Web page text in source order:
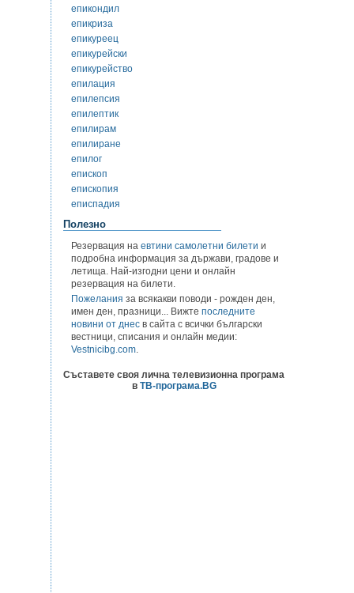
епикондил
епикриза
епикуреец
епикурейски
епикурейство
епилация
епилепсия
епилептик
епилирам
епилиране
епилог
епископ
епископия
еписпадия
Полезно
Резервация на евтини самолетни билети и
подробна информация за държави, градове и
летища. Най-изгодни цени и онлайн
резервация на билети.
Пожелания за всякакви поводи - рожден ден,
имен ден, празници... Вижте последните
новини от днес в сайта с всички български
вестници, списания и онлайн медии:
Vestnicibg.com.
Съставете своя лична телевизионна програма
в ТВ-програма.BG